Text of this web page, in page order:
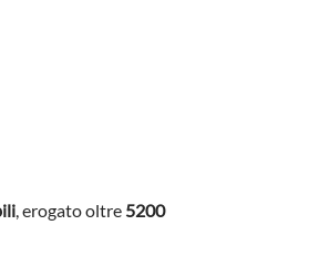
, erogato oltre 5200